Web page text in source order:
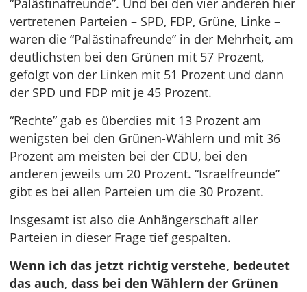
“Palästinafreunde”. Und bei den vier anderen hier
vertretenen Parteien – SPD, FDP, Grüne, Linke –
waren die “Palästinafreunde” in der Mehrheit, am
deutlichsten bei den Grünen mit 57 Prozent,
gefolgt von der Linken mit 51 Prozent und dann
der SPD und FDP mit je 45 Prozent.
“Rechte” gab es überdies mit 13 Prozent am
wenigsten bei den Grünen-Wählern und mit 36
Prozent am meisten bei der CDU, bei den
anderen jeweils um 20 Prozent. “Israelfreunde”
gibt es bei allen Parteien um die 30 Prozent.
Insgesamt ist also die Anhängerschaft aller
Parteien in dieser Frage tief gespalten.
Wenn ich das jetzt richtig verstehe, bedeutet
das auch, dass bei den Wählern der Grünen